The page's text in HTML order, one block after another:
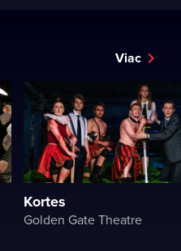
Viac
Kortes
Golden Gate Theatre